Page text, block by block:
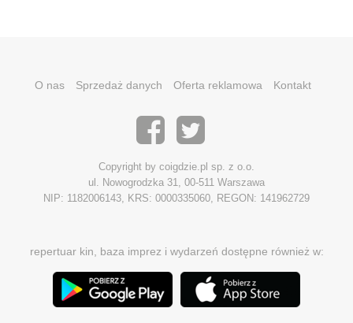
O nas Sprzedaż danych Oferta reklamowa Kontakt
Copyright by coigdzie.pl sp. z o.o.
ul. Nowogrodzka 31, 00-511 Warszawa
NIP: 1182006143, KRS: 0000335060, REGON: 141962729
repertuar kin, baza imprez i wydarzeń dostępne również w: